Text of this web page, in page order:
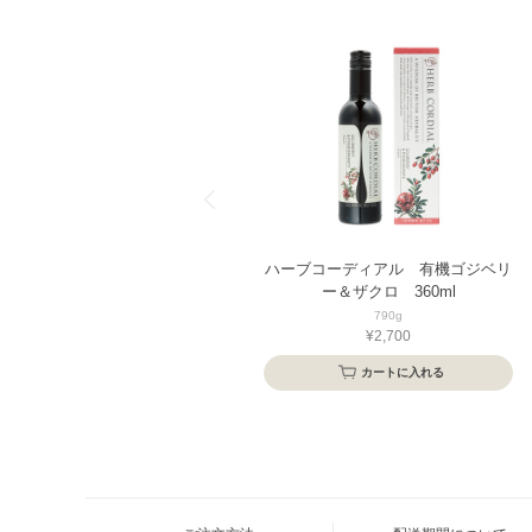
ハーブコーディアル 有機ゴジベリ
ー＆ザクロ 360ml
790g
¥2,700
カートに入れる